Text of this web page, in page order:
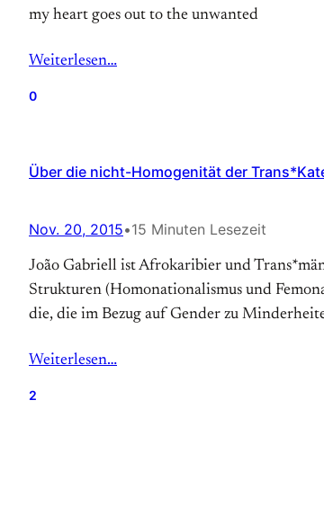
my heart goes out to the unwanted
Weiterlesen…
0
Über die nicht-Homogenität der
Nov. 20, 2015•15 Minuten Lesezeit
João Gabriell ist Afrokaribier und
Strukturen (Homonationalismus und
die, die im Bezug auf Gender zu
Weiterlesen…
2